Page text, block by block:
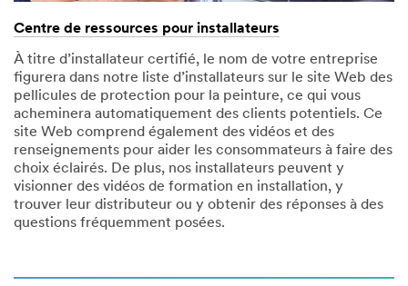
Centre de ressources pour installateurs
À titre d’installateur certifié, le nom de votre entreprise
figurera dans notre liste d’installateurs sur le site Web des
pellicules de protection pour la peinture, ce qui vous
acheminera automatiquement des clients potentiels. Ce
site Web comprend également des vidéos et des
renseignements pour aider les consommateurs à faire des
choix éclairés. De plus, nos installateurs peuvent y
visionner des vidéos de formation en installation, y
trouver leur distributeur ou y obtenir des réponses à des
questions fréquemment posées.